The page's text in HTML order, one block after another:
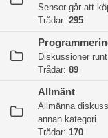
Sensor går att
Trådar: 295
Diskussioner
Trådar: 89
Allmänt
Allmänna
annan kategori
Trådar: 170